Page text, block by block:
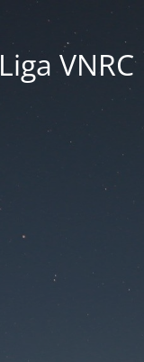
Liga VNRC